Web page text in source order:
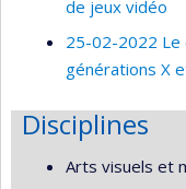
de jeux vidéo
25-02-2022 Le
générations X
Disciplines
Arts visuels et